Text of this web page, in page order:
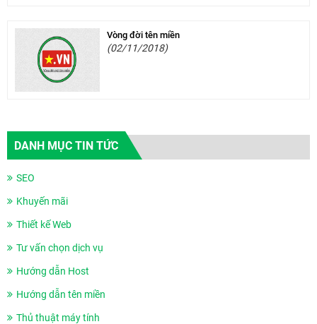
Vòng đời tên miền
(02/11/2018)
DANH MỤC TIN TỨC
SEO
Khuyến mãi
Thiết kế Web
Tư vấn chọn dịch vụ
Hướng dẫn Host
Hướng dẫn tên miền
Thủ thuật máy tính